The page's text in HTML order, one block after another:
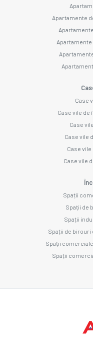
Apartamente
Apartamente
Case
Case vile
Case
Case vile
Case
Case vile
Spații
Spații de
Spații
Spații de
Spații
Spații